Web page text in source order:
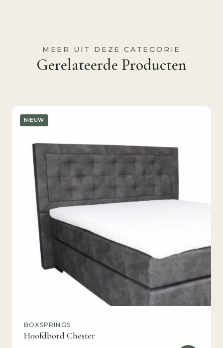
MEER UIT DEZE CATEGORIE
Gerelateerde Producten
NIEUW
BOXSPRINGS
Hoofdbord Chester